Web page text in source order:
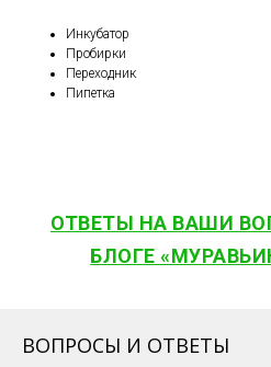
Инкубатор
Пробирки
Переходник
Пипетка
ОТВЕТЫ НА ВАШИ
БЛОГЕ
ВОПРОСЫ И ОТВЕТЫ